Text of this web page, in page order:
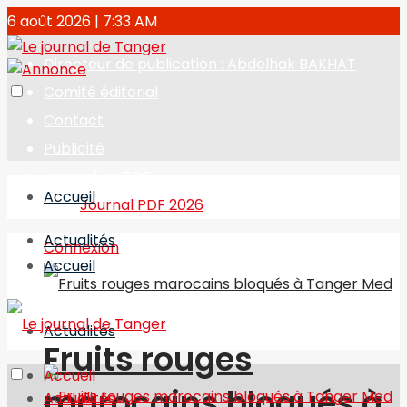
6 août 2026 | 7:33 AM
Directeur de publication : Abdelhak BAKHAT
Journal PDF 2026
Connexion
Accueil
Actualités
Fruits rouges
Accueil
Actualités
Accueil
Actualités